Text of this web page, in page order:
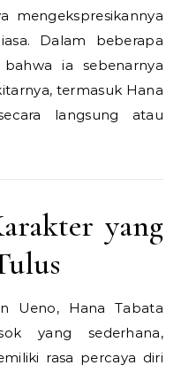
mengekspresikannya
Dalam beberapa
ia sebenarnya
termasuk Hana
langsung atau
yang
Ueno, Hana Tabata
yang sederhana,
rasa percaya diri